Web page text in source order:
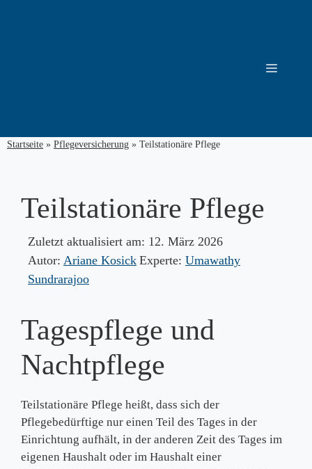
Menü
Startseite » Pflegeversicherung » Teilstationäre Pflege
Teilstationäre Pflege
Zuletzt aktualisiert am: 12. März 2026
Autor: Ariane Kosick Experte: Umawathy
Sundrarajoo
Tagespflege und
Nachtpflege
Teilstationäre Pflege heißt, dass sich der
Pflegebedürftige nur einen Teil des Tages in der
Einrichtung aufhält, in der anderen Zeit des Tages im
eigenen Haushalt oder im Haushalt einer